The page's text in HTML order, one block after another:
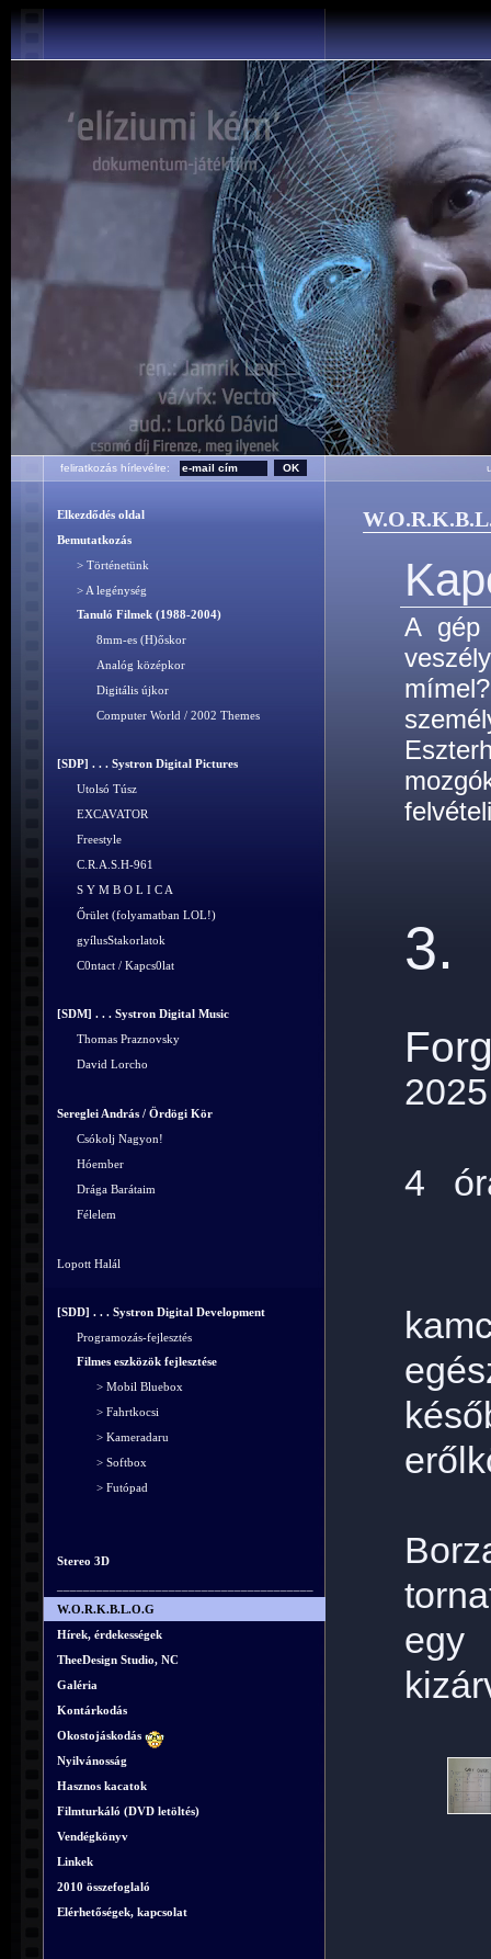
feliratkozás hírlevélre:
Elkezdődés oldal
Bemutatkozás
> Történetünk
> A legénység
Tanuló Filmek (1988-2004)
8mm-es (H)őskor
Analóg középkor
Digitális újkor
Computer World / 2002 Themes
[SDP] . . . Systron Digital Pictures
Utolsó Túsz
EXCAVATOR
Freestyle
C.R.A.S.H-961
S Y M B O L I C A
Őrület (folyamatban LOL!)
gyílusStakorlatok
C0ntact / Kapcs0lat
[SDM] . . . Systron Digital Music
Thomas Praznovsky
David Lorcho
Sereglei András / Ördögi Kör
Csókolj Nagyon!
Hóember
Drága Barátaim
Félelem
Lopott Halál
[SDD] . . . Systron Digital Development
Programozás-fejlesztés
Filmes eszközök fejlesztése
> Mobil Bluebox
> Fahrtkocsi
> Kameradaru
> Softbox
> Futópad
Stereo 3D
W.O.R.K.B.L.O.G
Hírek, érdekességek
TheeDesign Studio, NC
Galéria
Kontárkodás
Okostojáskodás
Nyilvánosság
Hasznos kacatok
Filmturkáló (DVD letöltés)
Vendégkönyv
Linkek
2010 összefoglaló
Elérhetőségek, kapcsolat
A gép
3.
4
egy